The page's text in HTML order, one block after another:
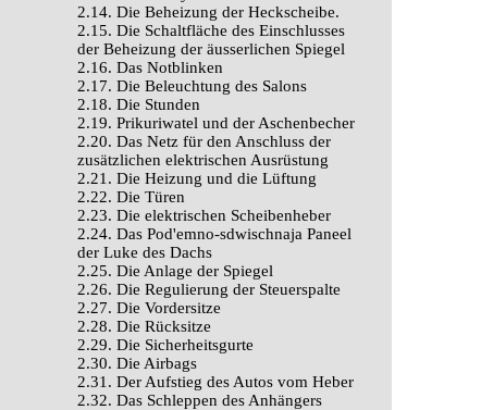
2.14. Die Beheizung der Heckscheibe.
2.15. Die Schaltfläche des Einschlusses
der Beheizung der äusserlichen Spiegel
2.16. Das Notblinken
2.17. Die Beleuchtung des Salons
2.18. Die Stunden
2.19. Prikuriwatel und der Aschenbecher
2.20. Das Netz für den Anschluss der
zusätzlichen elektrischen Ausrüstung
2.21. Die Heizung und die Lüftung
2.22. Die Türen
2.23. Die elektrischen Scheibenheber
2.24. Das Pod'emno-sdwischnaja Paneel
der Luke des Dachs
2.25. Die Anlage der Spiegel
2.26. Die Regulierung der Steuerspalte
2.27. Die Vordersitze
2.28. Die Rücksitze
2.29. Die Sicherheitsgurte
2.30. Die Airbags
2.31. Der Aufstieg des Autos vom Heber
2.32. Das Schleppen des Anhängers